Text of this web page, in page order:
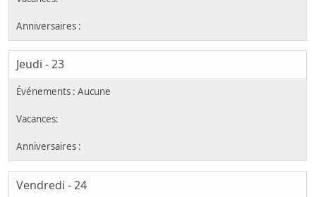
Jeudi - 23
Vendredi - 24